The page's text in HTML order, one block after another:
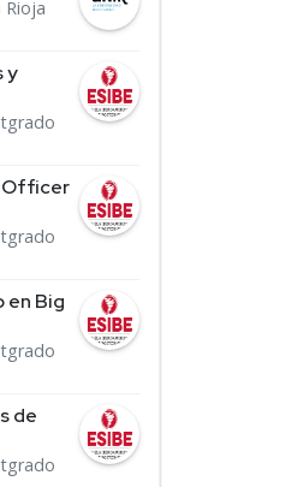
Rioja
y
Officer
en Big
de